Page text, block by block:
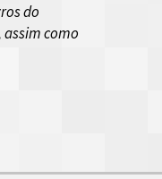
do
como